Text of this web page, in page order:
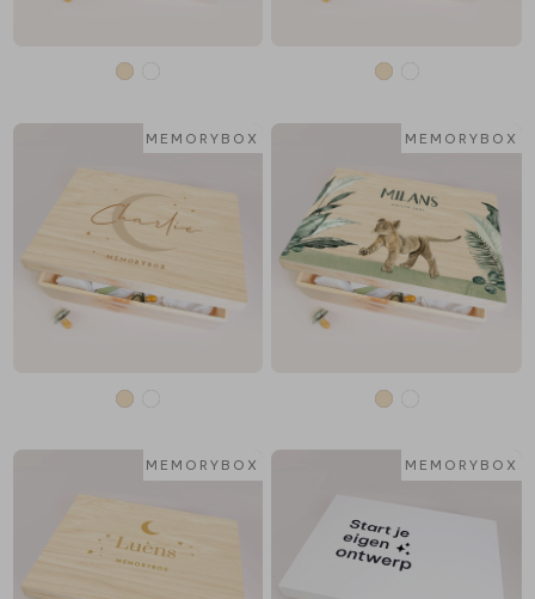
MEMORYBOX MEMORYBOX
MEMORYBOX MEMORYBOX